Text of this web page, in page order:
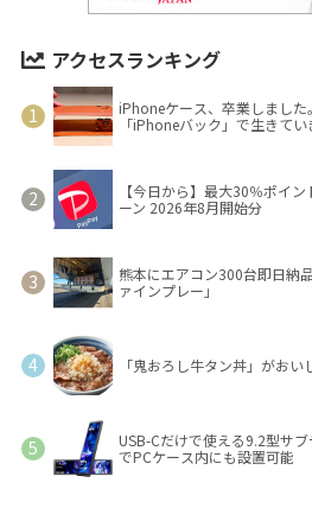
アクセスランキング
iPhoneケース、卒業しまし
「iPhoneバック」で生きてい
【今日から】最大30％ポイ
ーン 2026年8月開始分
熊本にエアコン300台即日納
ァインプレー」
「鬼おろし牛タン丼」がお
USB-Cだけで使える9.2型サ
でPCケース内にも設置可能